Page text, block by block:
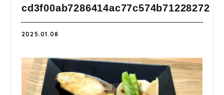
cd3f00ab7286414ac77c574b71228272
2025.01.08